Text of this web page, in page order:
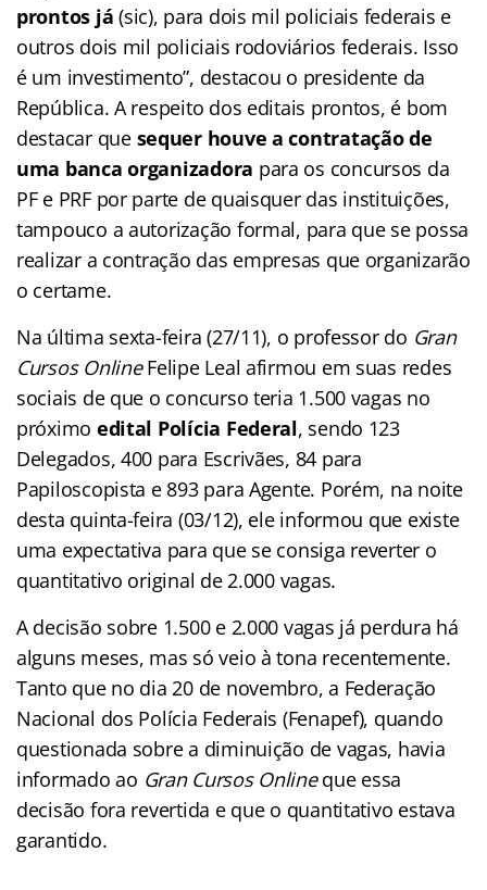
prontos já (sic), para dois mil policiais federais e
outros dois mil policiais rodoviários federais. Isso
é um investimento”, destacou o presidente da
República. A respeito dos editais prontos, é bom
destacar que sequer houve a contratação de
uma banca organizadora para os concursos da
PF e PRF por parte de quaisquer das instituições,
tampouco a autorização formal, para que se possa
realizar a contração das empresas que organizarão
o certame.
Na última sexta-feira (27/11), o professor do Gran
Cursos OnlineFelipe Leal afirmou em suas redes
sociais de que o concurso teria 1.500 vagas no
próximo edital Polícia Federal, sendo 123
Delegados, 400 para Escrivães, 84 para
Papiloscopista e 893 para Agente. Porém, na noite
desta quinta-feira (03/12), ele informou que existe
uma expectativa para que se consiga reverter o
quantitativo original de 2.000 vagas.
A decisão sobre 1.500 e 2.000 vagas já perdura há
alguns meses, mas só veio à tona recentemente.
Tanto que no dia 20 de novembro, a Federação
Nacional dos Polícia Federais (Fenapef), quando
questionada sobre a diminuição de vagas, havia
informado ao Gran Cursos Onlineque essa
decisão fora revertida e que o quantitativo estava
garantido.